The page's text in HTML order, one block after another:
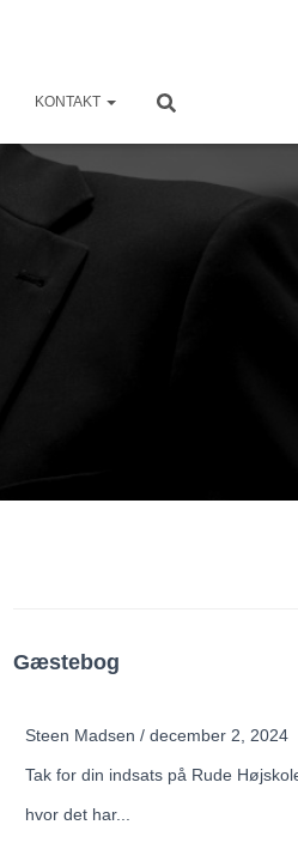
KONTAKT
Gæstebog
Julie Schaumann-Hansen/marts 29,
2023
Tak, Søren, for en skøn sogneaften